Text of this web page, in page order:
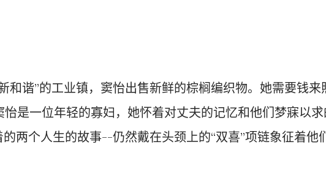
和谐”的工业镇，窦怡出售新鲜的棕榈编织物。她需要钱来
是一位年轻的寡妇，她怀着对丈夫的记忆和他们梦寐以
两个人生的故事--仍然戴在头颈上的“双喜”项链象征着他